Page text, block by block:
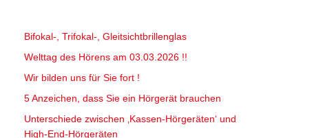
Bifokal-, Trifokal-, Gleitsichtbrillenglas
Welttag des Hörens am 03.03.2026 !!
Wir bilden uns für Sie fort !
5 Anzeichen, dass Sie ein Hörgerät brauchen
Unterschiede zwischen ‚Kassen-Hörgeräten‘ und
High-End-Hörgeräten